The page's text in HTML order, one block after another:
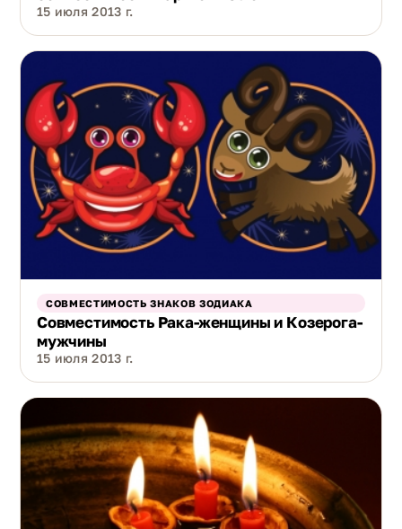
15 июля 2013 г.
СОВМЕСТИМОСТЬ ЗНАКОВ ЗОДИАКА
Совместимость Рака-женщины и Козерога-
мужчины
15 июля 2013 г.